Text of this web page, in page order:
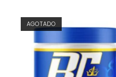
AGOTADO